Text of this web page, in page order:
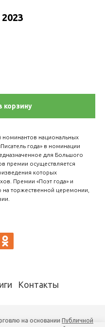
корзину
номинантов национальных
года» в номинации
для Большого
премии осуществляется
которых
Премии «Поэт года» и
на торжественной церемонии,
Контакты
на основании Публичной